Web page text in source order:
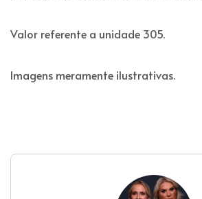
Valor referente a unidade 305.
Imagens meramente ilustrativas.